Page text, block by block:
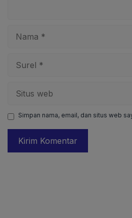
Simpan nama, email, dan situs web